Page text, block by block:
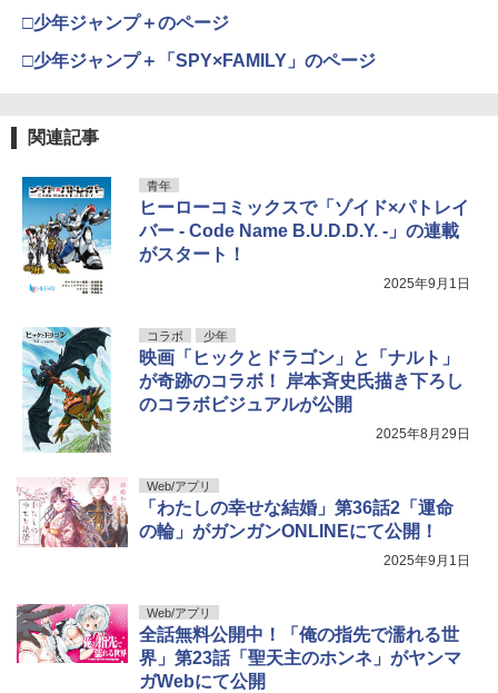
□少年ジャンプ＋のページ
□少年ジャンプ＋「SPY×FAMILY」のページ
関連記事
青年
ヒーローコミックスで「ゾイド×パトレイ
バー - Code Name B.U.D.D.Y. -」の連載
がスタート！
2025年9月1日
コラボ 少年
映画「ヒックとドラゴン」と「ナルト」
が奇跡のコラボ！ 岸本斉史氏描き下ろし
のコラボビジュアルが公開
2025年8月29日
Web/アプリ
「わたしの幸せな結婚」第36話2「運命
の輪」がガンガンONLINEにて公開！
2025年9月1日
Web/アプリ
全話無料公開中！「俺の指先で濡れる世
界」第23話「聖天主のホンネ」がヤンマ
ガWebにて公開